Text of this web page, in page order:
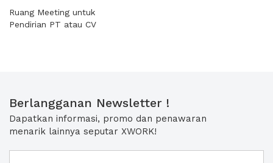
Ruang Meeting untuk
Pendirian PT atau CV
Berlangganan Newsletter !
Dapatkan informasi, promo dan penawaran
menarik lainnya seputar XWORK!